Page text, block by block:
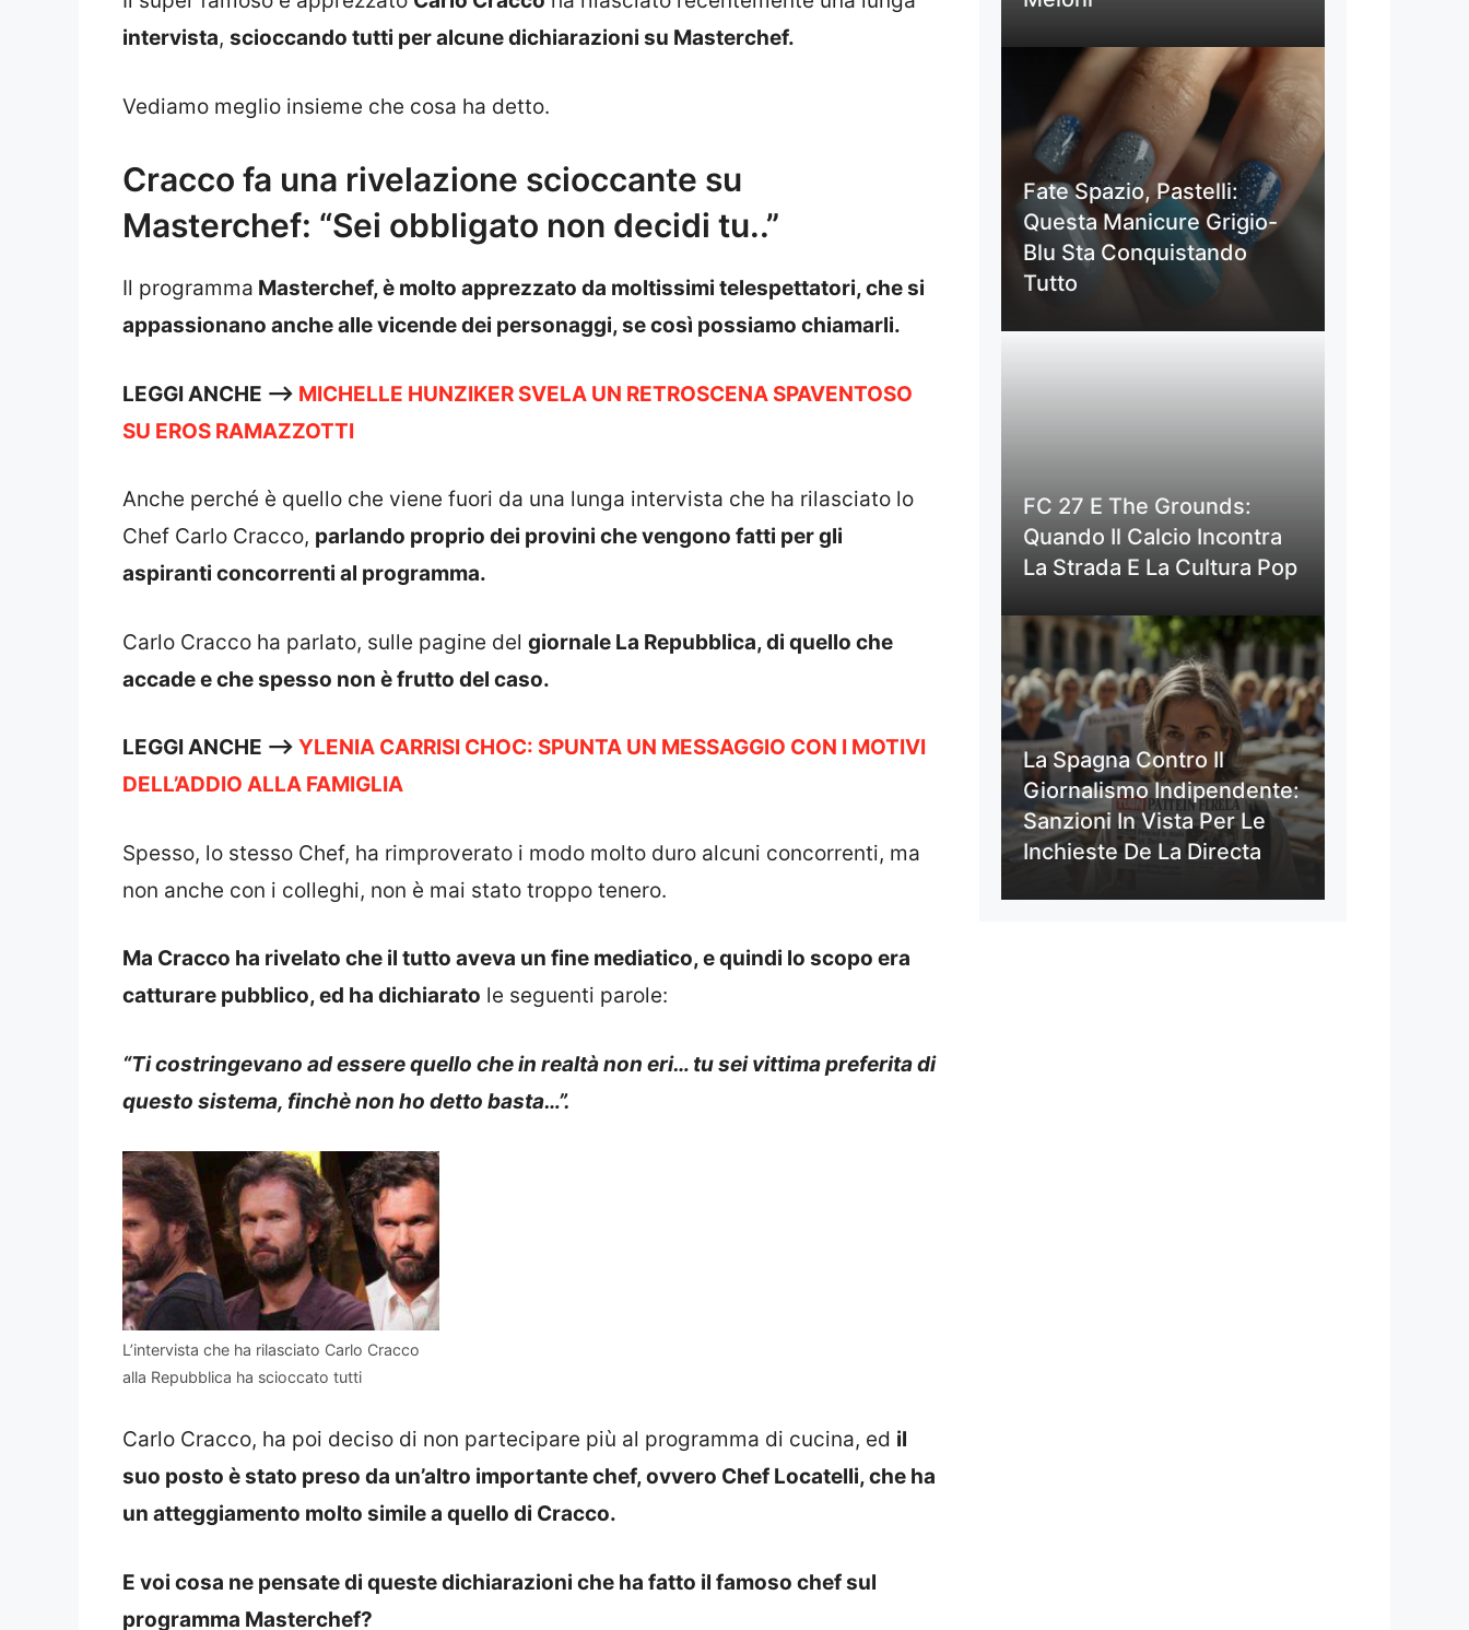
intervista, scioccando tutti per alcune dichiarazioni su Masterchef.
Vediamo meglio insieme che cosa ha detto.
Cracco fa una rivelazione scioccante su
Masterchef: “Sei obbligato non decidi tu..”
Il programma Masterchef, è molto apprezzato da moltissimi telespettatori, che si
appassionano anche alle vicende dei personaggi, se così possiamo chiamarli.
LEGGI ANCHE —-> MICHELLE HUNZIKER SVELA UN RETROSCENA SPAVENTOSO
SU EROS RAMAZZOTTI
Anche perché è quello che viene fuori da una lunga intervista che ha rilasciato lo
Chef Carlo Cracco, parlando proprio dei provini che vengono fatti per gli
aspiranti concorrenti al programma.
Carlo Cracco ha parlato, sulle pagine del giornale La Repubblica, di quello che
accade e che spesso non è frutto del caso.
LEGGI ANCHE —–> YLENIA CARRISI CHOC: SPUNTA UN MESSAGGIO CON I MOTIVI
DELL’ADDIO ALLA FAMIGLIA
Spesso, lo stesso Chef, ha rimproverato i modo molto duro alcuni concorrenti, ma
non anche con i colleghi, non è mai stato troppo tenero.
Ma Cracco ha rivelato che il tutto aveva un fine mediatico, e quindi lo scopo era
catturare pubblico, ed ha dichiarato le seguenti parole:
“Ti costringevano ad essere quello che in realtà non eri… tu sei vittima preferita di
questo sistema, finchè non ho detto basta…”.
L’intervista che ha rilasciato Carlo Cracco
alla Repubblica ha scioccato tutti
Carlo Cracco, ha poi deciso di non partecipare più al programma di cucina, ed il
suo posto è stato preso da un’altro importante chef, ovvero Chef Locatelli, che ha
un atteggiamento molto simile a quello di Cracco.
E voi cosa ne pensate di queste dichiarazioni che ha fatto il famoso chef sul
programma Masterchef?
Fate Spazio, Pastelli:
Questa Manicure Grigio-
Blu Sta Conquistando
Tutto
FC 27 E The Grounds:
Quando Il Calcio Incontra
La Strada E La Cultura Pop
La Spagna Contro Il
Giornalismo Indipendente:
Sanzioni In Vista Per Le
Inchieste De La Directa